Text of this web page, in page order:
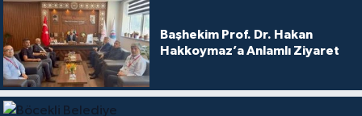
Başhekim Prof. Dr. Hakan
Hakkoymaz’a Anlamlı Ziyaret